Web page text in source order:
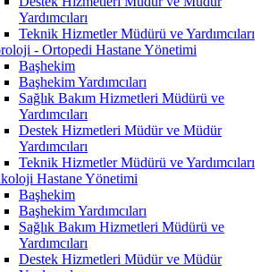
Yardımcıları
Teknik Hizmetler Müdürü ve Yardımcıları
- Ortopedi Hastane Yönetimi
Başhekim
Başhekim Yardımcıları
Sağlık Bakım Hizmetleri Müdürü ve
Yardımcıları
Destek Hizmetleri Müdür ve Müdür
Yardımcıları
Teknik Hizmetler Müdürü ve Yardımcıları
Hastane Yönetimi
Başhekim
Başhekim Yardımcıları
Sağlık Bakım Hizmetleri Müdürü ve
Yardımcıları
Destek Hizmetleri Müdür ve Müdür